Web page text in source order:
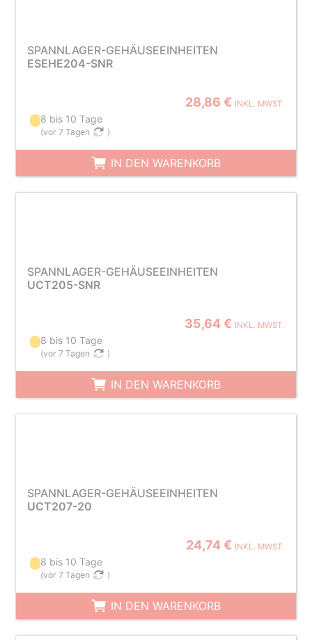
SPANNLAGER-GEHÄUSEEINHEITEN
ESEHE204-SNR
28,86 € INKL. MWST.
8 bis 10 Tage
(vor 7 Tagen )
IN DEN WARENKORB
SPANNLAGER-GEHÄUSEEINHEITEN
UCT205-SNR
35,64 € INKL. MWST.
8 bis 10 Tage
(vor 7 Tagen )
IN DEN WARENKORB
SPANNLAGER-GEHÄUSEEINHEITEN
UCT207-20
24,74 € INKL. MWST.
8 bis 10 Tage
(vor 7 Tagen )
IN DEN WARENKORB